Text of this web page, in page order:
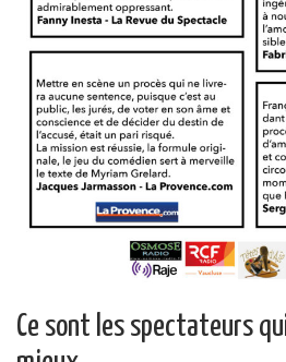
Ce sont les spectateurs